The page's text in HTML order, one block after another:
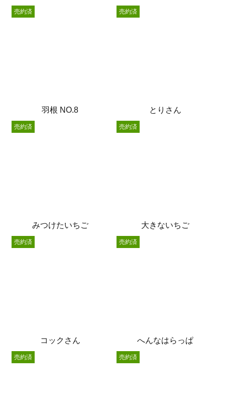
羽根 NO.8
売約済
とりさん
売約済
みつけたいちご
売約済
大きないちご
売約済
コックさん
売約済
へんなはらっぱ
売約済
売約済 売約済